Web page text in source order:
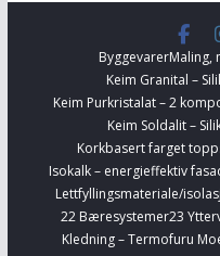
ByggevarerMaling,
Keim Granital –
Keim Purkristalat – 2
Keim Soldalit –
Korkbasert farget
Isokalk – energieffektiv
Lettfyllingsmateriale/
22 Bæresystemer23
Kledning – Termofuru